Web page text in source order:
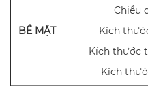
BỀ MẶT
Chiều
Kích
Kích thước
Kích